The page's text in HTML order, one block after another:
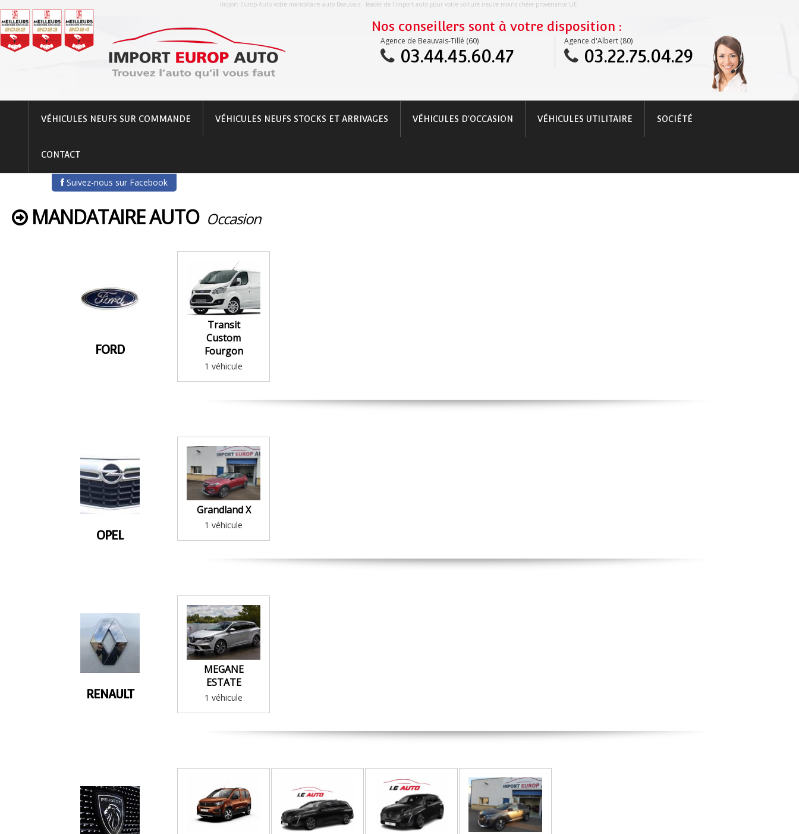
Import Europ Auto votre mandataire auto Beauvais - leader de l'import auto pour votre voiture neuve moins chère provenance UE.
Nos conseillers sont à votre disposition :
Agence de Beauvais-Tillé (60)
03.44.45.60.47
Agence d'Albert (80)
03.22.75.04.29
VÉHICULES NEUFS SUR COMMANDE VÉHICULES NEUFS STOCKS ET ARRIVAGES VÉHICULES D'OCCASION VÉHICULES UTILITAIRE SOCIÉTÉ
CONTACT
Suivez-nous sur Facebook
MANDATAIRE AUTO Occasion
FORD
Transit
Custom
Fourgon
1 véhicule
OPEL
Grandland X
1 véhicule
RENAULT
MEGANE
ESTATE
1 véhicule